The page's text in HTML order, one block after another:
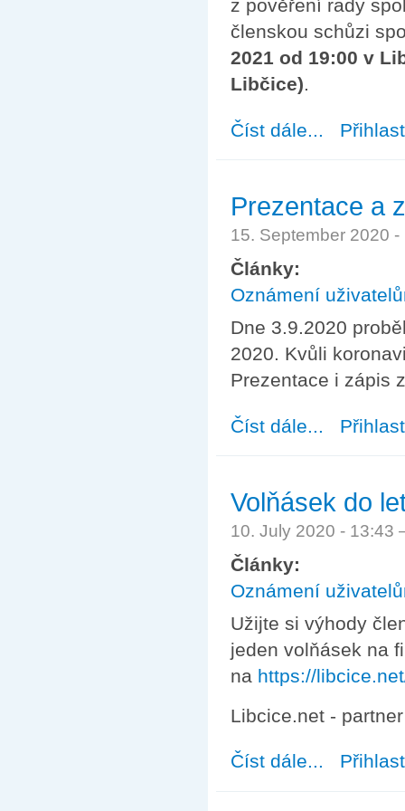
z pověření rady
členskou schůzi
2021 od 19:00 v
Libčice).
Číst dále... about
Prezentace a
15. September 2020
Články:
Oznámení
Dne 3.9.2020
2020. Kvůli
Prezentace i zápis
Číst dále... about
Volňásek do
10. July 2020 -
Články:
Oznámení
Užijte si výhody
jeden volňásek na
na https://
Libcice.net -
Číst dále... about